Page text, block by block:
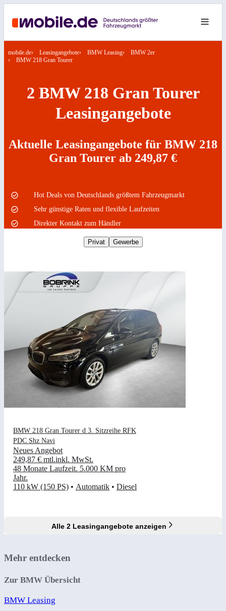
mobile.de Leasingangebote BMW Leasing
BMW 2er
BMW 218 Gran Tourer
2 BMW 218 Gran Tourer
Leasingangebote
Aktuelle Leasingangebote für BMW 218
Gran Tourer ab 249,87 €
Hot Deals von Deutschlands größtem Fahrzeugmarkt
Sehr günstige Raten und flexible Laufzeiten
Direkter Kontakt zum Händler
Privat Gewerbe
BMW 218 Gran Tourer d 3. Sitzreihe RFK
PDC Shz Navi
Neues Angebot
249,87 € mtl.inkl. MwSt.
48 Monate Laufzeit. 5.000 KM pro
Jahr.
110 kW (150 PS) • Automatik • Diesel
Alle 2 Leasingangebote anzeigen
Mehr entdecken
Zur BMW Übersicht
BMW Leasing